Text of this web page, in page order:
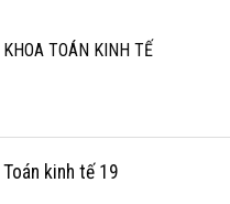
TOÁN KINH TẾ
kinh tế 19